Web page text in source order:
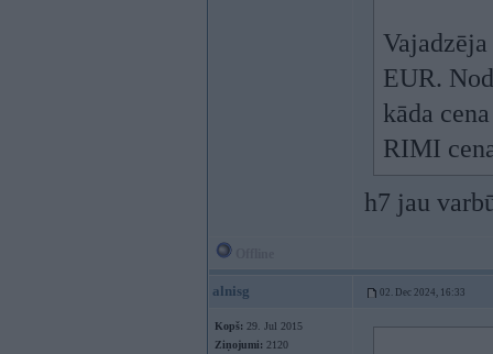
EUR.
kāda
RIMI
h7 jau
alnisg 02. Dec 2024, 16:33
Kopš: 29. Jul 2015
Ziņojumi: 2120